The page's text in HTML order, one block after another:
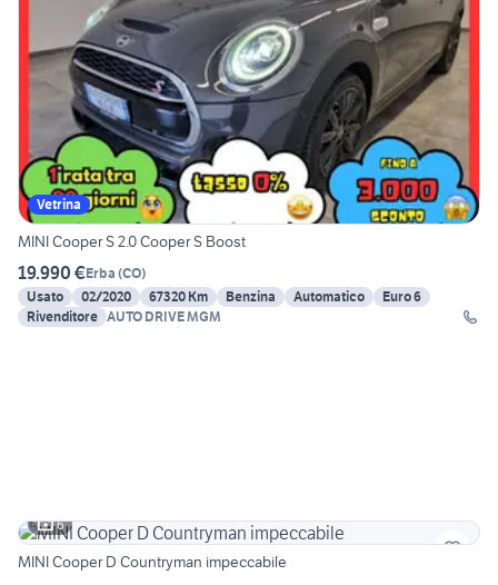
Vetrina
MINI Cooper S 2.0 Cooper S Boost
19.990 €Erba (CO)
Usato
02/2020 67320 Km Benzina Automatico
Euro 6
Rivenditore AUTO DRIVE MGM
6
MINI Cooper D Countryman impeccabile